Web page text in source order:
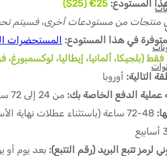
المستودع: 25€ (25$)
منتجات من مستودعات أخرى، فسيتم
في هذا المستودع: المستحضرات
(بلجيكا، ألمانيا، إيطاليا، لوكسمبورغ،
التالية: أوروبا
الدفع الخاصة بك: من 24 إلى 72 ساعة (باستثناء عطلات نهاية الأسبوع) بعد إرسال إثبات الدفع الخاص بك.
48-72 ساعة (باستثناء عطلات نهاية الأسبوع) بعد التحقق من صحة دفعتك.
لرمز تتبع البريد (رقم التتبع): بعد يوم